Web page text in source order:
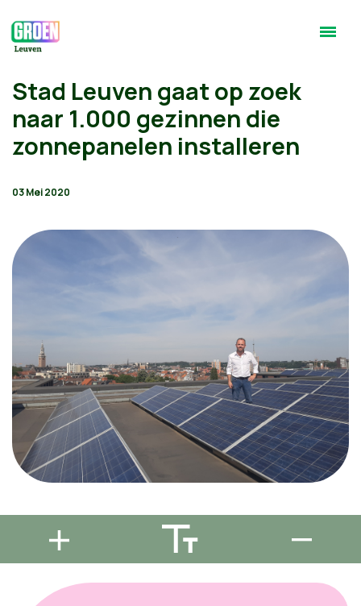
Stad Leuven gaat op zoek
naar 1.000 gezinnen die
zonnepanelen installeren
03 Mei 2020